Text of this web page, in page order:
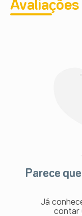
Avaliações
Parece
Já
contar